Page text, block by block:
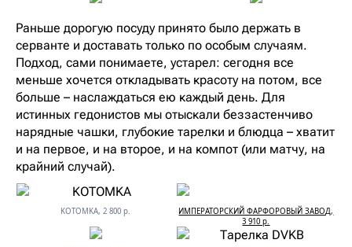
Раньше дорогую посуду принято было держать в
серванте и доставать только по особым случаям.
Подход, сами понимаете, устарел: сегодня все
меньше хочется откладывать красоту на потом, все
больше – наслаждаться ею каждый день. Для
истинных гедонистов мы отыскали беззастенчиво
нарядные чашки, глубокие тарелки и блюдца – хватит
и на первое, и на второе, и на компот (или матчу, на
крайний случай).
KOTOMKA, 2 800 р.
ИМПЕРАТОРСКИЙ ФАРФОРОВЫЙ ЗАВОД,
3 910 р.